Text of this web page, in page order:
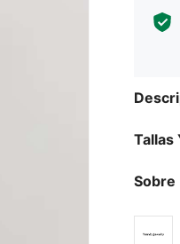
Tallas
Sobre